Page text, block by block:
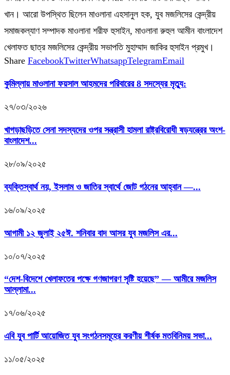
খান। আরো উপস্থিত ছিলেন মাওলানা এহসানুল হক, যুব মজলিসের কেন্দ্রীয়
সমাজকল্যাণ সম্পাদক মাওলানা শরীফ হুসাইন, মাওলানা রুহুল আমীন বাংলাদেশ
খেলাফত ছাত্র মজলিসের কেন্দ্রীয় সভাপতি মুহাম্মাদ জাকির হুসাইন প্রমুখ।
Share FacebookTwitterWhatsappTelegramEmail
কুমিল্লায় মাওলানা ফয়সাল আহমদের পরিবারের 8 সদস্যের মৃত্যু:
২৭/০৩/২০২৬
খাগড়াছড়িতে সেনা সদস্যদের ওপর সন্ত্রাসী হামলা রাষ্ট্রবিরোধী ষড়যন্ত্রের অংশ-
বাংলাদেশ...
২৮/০৯/২০২৫
ব্যক্তিস্বার্থ নয়, ইসলাম ও জাতির স্বার্থে জোট গঠনের আহ্বান —...
১৬/০৯/২০২৫
আগামী ১২ জুলাই ২৫ঈ. শনিবার বাদ আসর যুব মজলিস এর...
১০/০৭/২০২৫
“দেশ-বিদেশে খেলাফতের পক্ষে গণজাগরণ সৃষ্টি হয়েছে” — আমীরে মজলিস
আল্লামা...
১৭/০৬/২০২৫
এবি যুব পার্টি আয়োজিত যুব সংগঠনসমূহের করণীয় শীর্ষক মতবিনিময় সভা...
১১/০৫/২০২৫